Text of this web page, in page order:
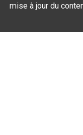
mise à jour du